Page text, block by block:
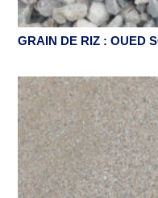
GRAIN DE RIZ : OUED